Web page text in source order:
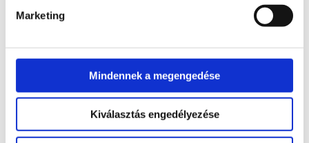
Marketing
Mindennek a megengedése
Kiválasztás engedélyezése